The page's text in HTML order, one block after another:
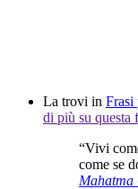
La trovi in Frasi
di più su questa
“Vivi
come se
Mahatma